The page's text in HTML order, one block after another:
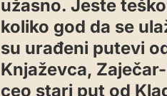
užasno. Jeste
koliko god da se
su urađeni putevi
Knjaževca,
ceo stari put od